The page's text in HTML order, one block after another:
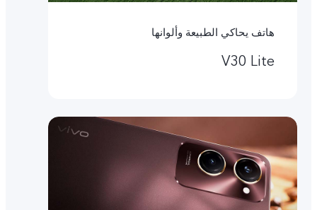
هاتف يحاكي الطبيعة وألوانها
V30 Lite